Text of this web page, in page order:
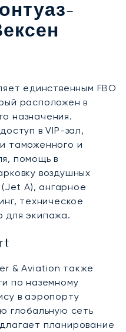
единственным FBO
расположен в
назначения.
в VIP-зал,
таможенного и
помощь в
воздушных
A), ангарное
техническое
для экипажа.
& Aviation также
по наземному
в аэропорту
глобальную сеть
планирование